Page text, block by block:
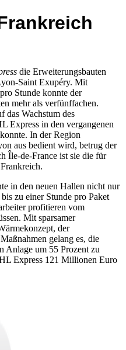
die Erweiterungsbauten
Saint Exupéry. Mit
Stunde konnte der
mehr als verfünffachen.
das Wachstum des
Express in den vergangenen
In der Region
aus bedient wird, betrug der
Île-de-France ist sie die für
in den neuen Hallen nicht nur
zu einer Stunde pro Paket
profitieren vom
Mit sparsamer
der
gelang es, die
Anlage um 55 Prozent zu
Express 121 Millionen Euro